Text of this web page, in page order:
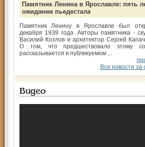
Памятник Ленина в Ярославле: пять
ожидании пьедестала
Памятник Ленину в Ярославле был
декабря 1939 года. Авторы памятника -
Василий Козлов и архитектор Сергей
О том, что предшествовало этому
рассказывается в публикуемом ...
Все новости за
Видео